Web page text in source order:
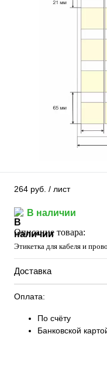
264 руб. / лист
В наличии
Описание товара:
Этикетка для кабеля и
Доставка
Оплата:
По счёту
Банковской